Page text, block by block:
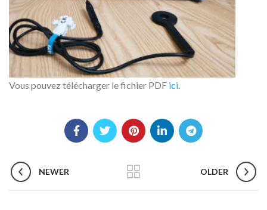
Vous pouvez télécharger le fichier PDF ici.
NEWER OLDER